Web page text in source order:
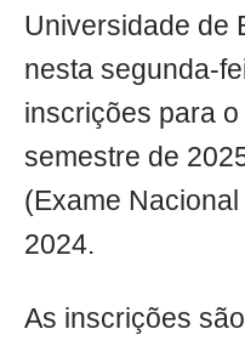
Universidade de
nesta segunda-
inscrições para
semestre de
(Exame
2024.
As inscrições